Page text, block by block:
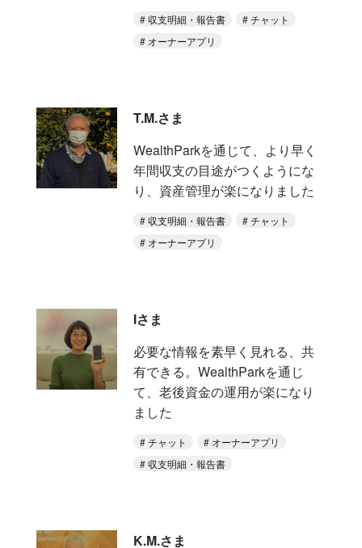
収支明細・報告書
チャット
オーナーアプリ
T.M.さま
WealthParkを通じて、より早く
年間収支の目途がつくようにな
り、資産管理が楽になりました
収支明細・報告書
チャット
オーナーアプリ
Iさま
必要な情報を素早く見れる、共
有できる。WealthParkを通じ
て、老後資金の運用が楽になり
ました
チャット
オーナーアプリ
収支明細・報告書
K.M.さま